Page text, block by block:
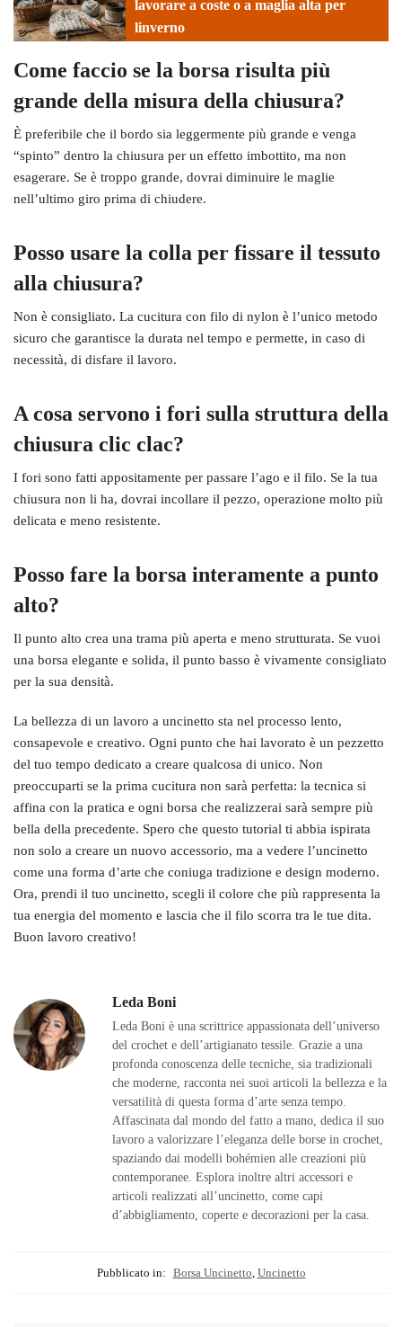
lavorare a coste o a maglia alta per
linverno
Come faccio se la borsa risulta più
grande della misura della chiusura?
È preferibile che il bordo sia leggermente più grande e venga
“spinto” dentro la chiusura per un effetto imbottito, ma non
esagerare. Se è troppo grande, dovrai diminuire le maglie
nell’ultimo giro prima di chiudere.
Posso usare la colla per fissare il tessuto
alla chiusura?
Non è consigliato. La cucitura con filo di nylon è l’unico metodo
sicuro che garantisce la durata nel tempo e permette, in caso di
necessità, di disfare il lavoro.
A cosa servono i fori sulla struttura della
chiusura clic clac?
I fori sono fatti appositamente per passare l’ago e il filo. Se la tua
chiusura non li ha, dovrai incollare il pezzo, operazione molto più
delicata e meno resistente.
Posso fare la borsa interamente a punto
alto?
Il punto alto crea una trama più aperta e meno strutturata. Se vuoi
una borsa elegante e solida, il punto basso è vivamente consigliato
per la sua densità.
La bellezza di un lavoro a uncinetto sta nel processo lento,
consapevole e creativo. Ogni punto che hai lavorato è un pezzetto
del tuo tempo dedicato a creare qualcosa di unico. Non
preoccuparti se la prima cucitura non sarà perfetta: la tecnica si
affina con la pratica e ogni borsa che realizzerai sarà sempre più
bella della precedente. Spero che questo tutorial ti abbia ispirata
non solo a creare un nuovo accessorio, ma a vedere l’uncinetto
come una forma d’arte che coniuga tradizione e design moderno.
Ora, prendi il tuo uncinetto, scegli il colore che più rappresenta la
tua energia del momento e lascia che il filo scorra tra le tue dita.
Buon lavoro creativo!
Leda Boni
Leda Boni è una scrittrice appassionata dell’universo
del crochet e dell’artigianato tessile. Grazie a una
profonda conoscenza delle tecniche, sia tradizionali
che moderne, racconta nei suoi articoli la bellezza e la
versatilità di questa forma d’arte senza tempo.
Affascinata dal mondo del fatto a mano, dedica il suo
lavoro a valorizzare l’eleganza delle borse in crochet,
spaziando dai modelli bohémien alle creazioni più
contemporanee. Esplora inoltre altri accessori e
articoli realizzati all’uncinetto, come capi
d’abbigliamento, coperte e decorazioni per la casa.
Pubblicato in: Borsa Uncinetto, Uncinetto